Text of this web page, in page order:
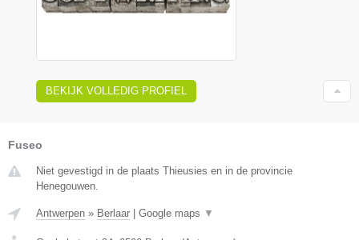
BEKIJK VOLLEDIG PROFIEL
Fuseo
Niet gevestigd in de plaats Thieusies en in de provincie
Henegouwen.
Antwerpen » Berlaar Google maps ▼